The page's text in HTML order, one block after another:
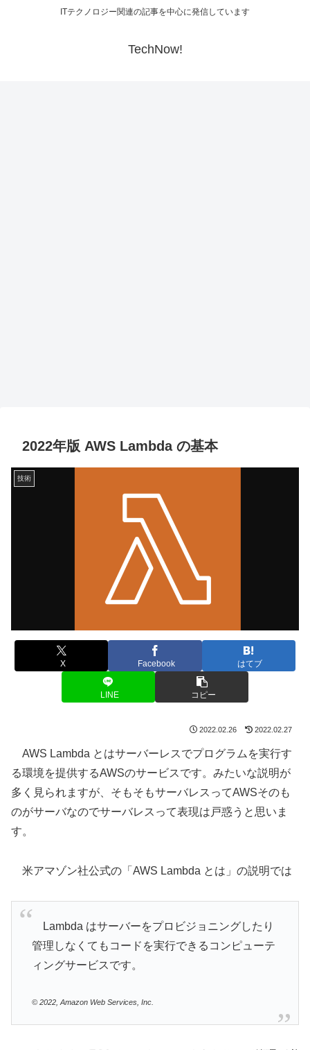
ITテクノロジー関連の記事を中心に発信しています
TechNow!
2022年版 AWS Lambda の基本
技術
X Facebook はてブ
LINE コピー
2022.02.26 2022.02.27
AWS Lambda とはサーバーレスでプログラムを実行す
る環境を提供するAWSのサービスです。みたいな説明が
多く見られますが、そもそもサーバレスってAWSそのも
のがサーバなのでサーバレスって表現は戸惑うと思いま
す。
米アマゾン社公式の「AWS Lambda とは」の説明では
Lambda はサーバーをプロビジョニングしたり
管理しなくてもコードを実行できるコンピューテ
ィングサービスです。
© 2022, Amazon Web Services, Inc.